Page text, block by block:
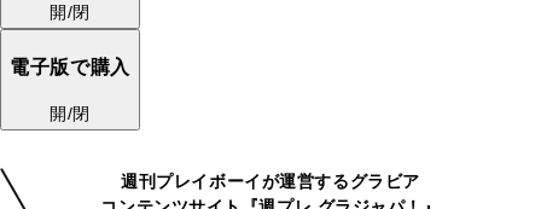
開/閉
電子版で購入
開/閉
週刊プレイボーイが運営するグラビア